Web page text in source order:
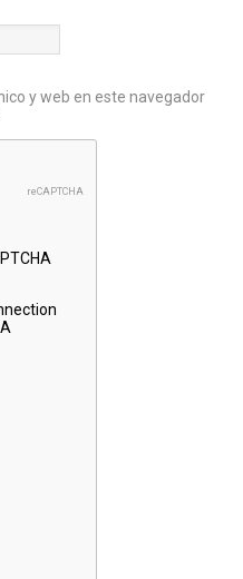
y web en este navegador